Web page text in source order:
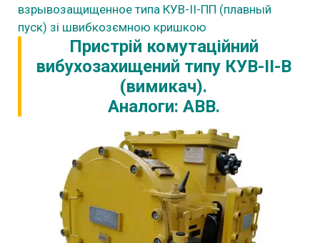
Пристрій комутаційний
вибухозахищений типу КУВ-II-В
(вимикач).
Аналоги: АВВ.